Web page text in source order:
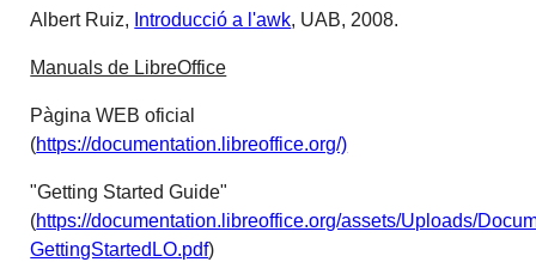
Albert Ruiz, Introducció a l'awk, UAB, 2008.
Manuals de LibreOffice
Pàgina WEB oficial
(https://documentation.libreoffice.org/)
"Getting Started Guide"
(https://documentation.libreoffice.org/assets/Uploads/
GettingStartedLO.pdf)